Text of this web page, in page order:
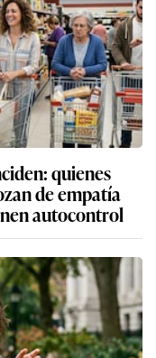
quienes
de empatía
autocontrol